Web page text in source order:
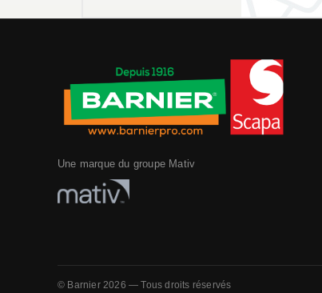
Une marque du groupe Mativ
© Barnier 2026 — Tous droits réservés